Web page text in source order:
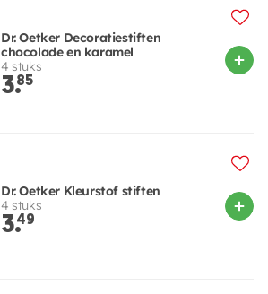
Dr. Oetker Decoratiestiften
chocolade en karamel
4 stuks
3.85
Dr. Oetker Kleurstof stiften
4 stuks
3.49